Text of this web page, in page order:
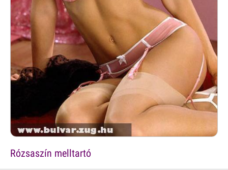
Rózsaszín melltartó